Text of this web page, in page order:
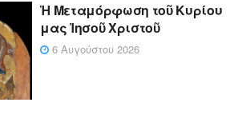
Ἡ Μεταμόρφωση τοῦ Κυρίου
μας Ἰησοῦ Χριστοῦ
6 Αυγούστου 2026